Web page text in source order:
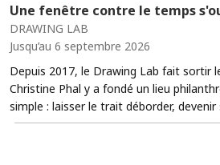
Une fenêtre contre le temps
DRAWING LAB
Jusqu’au 6 septembre 2026
Depuis 2017, le Drawing Lab fait sortir
Christine Phal y a fondé un lieu
simple : laisser le trait déborder, devenir